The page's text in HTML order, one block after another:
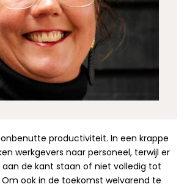
productiviteit. In een krappe
werkgevers naar personeel, terwijl er
de kant staan of niet volledig tot
ook in de toekomst welvarend te